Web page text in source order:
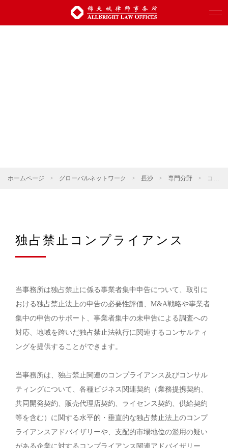
ホームページ > グローバルネットワーク > 镸沙 > 専門分野 > コーポレート・M&A
独占禁止コンプライアンス
当事務所は独占禁止に係る事業者集中申告について、取引に
おける独占禁止法上の申告の必要性評価、M&A戦略や事業者
集中の申告のサポート、事業者集中の未申告による調査への
対応、地域を跨いだ独占禁止法執行に関連するコンサルティ
ングを提供することができます。
当事務所は、独占禁止関連のコンプライアンス及びコンサル
ティングについて、各種ビジネス関連契約（業務提携契約、
共同開発契約、販売代理店契約、ライセンス契約、供給契約
等を含む）に関する水平的・垂直的な独占禁止法上のコンプ
ライアンスアドバイザリーや、支配的市場地位の濫用の疑い
がある企業に対するコンプライアンス関連アドバイザリー、